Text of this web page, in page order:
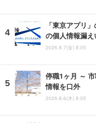
「東京アプリ
の個人情報漏え
2026.8.7(金) 8:05
停職1ヶ月 ～
情報を口外
2026.8.6(木) 8:05